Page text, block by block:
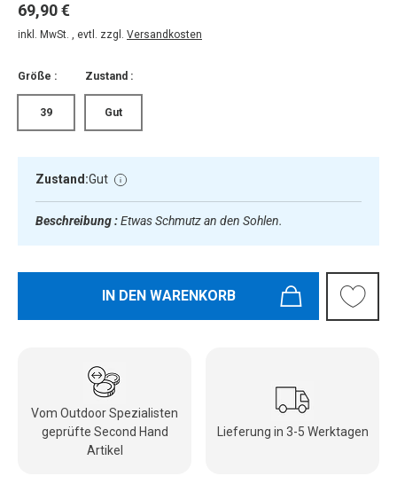
69,90 €
inkl. MwSt. , evtl. zzgl. Versandkosten
Größe :
39
Zustand :
Gut
Zustand:Gut
Beschreibung :Etwas Schmutz an den Sohlen.
IN DEN WARENKORB
Vom Outdoor Spezialisten
geprüfte Second Hand
Artikel
Lieferung in 3-5 Werktagen